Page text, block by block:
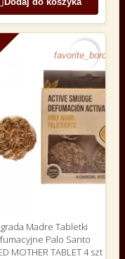
favorite_border
Madre Tabletki
Palo Santo
MOTHER TABLET 4 szt